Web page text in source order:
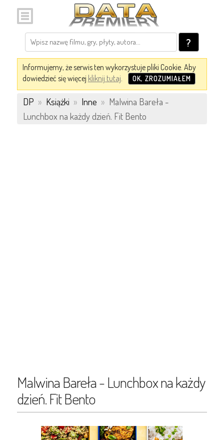
?
Informujemy, że serwis ten wykorzystuje pliki Cookie. Aby
dowiedzieć się więcej kliknij tutaj. OK, ZROZUMIAŁEM
DP » Książki » Inne » Malwina Bareła -
Lunchbox na każdy dzień. Fit Bento
Malwina Bareła - Lunchbox na każdy
dzień. Fit Bento